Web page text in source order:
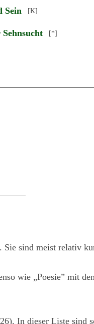
Sein [K]
Sehnsucht [*]
Sie sind meist relativ
wie „Poesie” mit
In dieser Liste sind